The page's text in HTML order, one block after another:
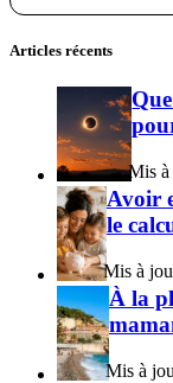
Articles récents
Avoir
le
À la